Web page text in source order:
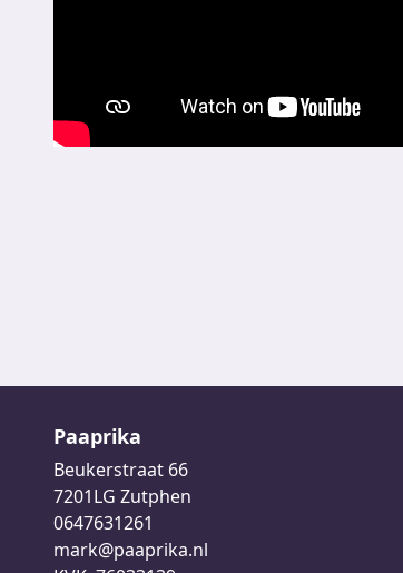
Paaprika
Beukerstraat 66
7201LG Zutphen
0647631261
mark@paaprika.nl